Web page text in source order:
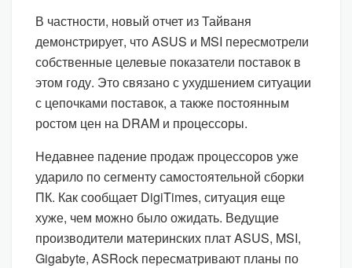
В частности, новый отчет из Тайваня
демонстрирует, что ASUS и MSI пересмотрели
собственные целевые показатели поставок в
этом году. Это связано с ухудшением ситуации
с цепочками поставок, а также постоянным
ростом цен на DRAM и процессоры.
Недавнее падение продаж процессоров уже
ударило по сегменту самостоятельной сборки
ПК. Как сообщает DigiTimes, ситуация еще
хуже, чем можно было ожидать. Ведущие
производители материнских плат ASUS, MSI,
Gigabyte, ASRock пересматривают планы по